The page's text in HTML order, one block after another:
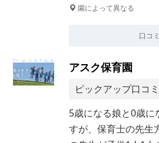
園によって異なる
口コ
アスク保育園
ピックアップ口コミ
5歳になる娘と0歳に
すが、保育士の先生